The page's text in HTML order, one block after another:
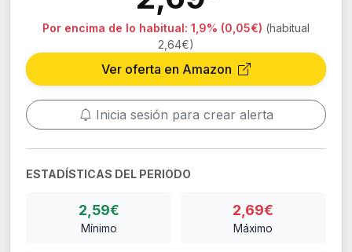
Por encima de lo habitual: 1,9% (0,05€) (habitual
2,64€)
Ver oferta en Amazon
Inicia sesión para crear alerta
ESTADÍSTICAS DEL PERIODO
2,59€
Mínimo
2,69€
Máximo